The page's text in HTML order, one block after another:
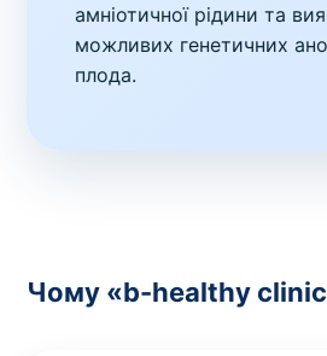
амніотичної рідини та
можливих генетичних
плода.
Чому «b-healthy